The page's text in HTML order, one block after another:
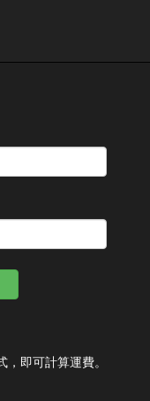
即可計算運費。